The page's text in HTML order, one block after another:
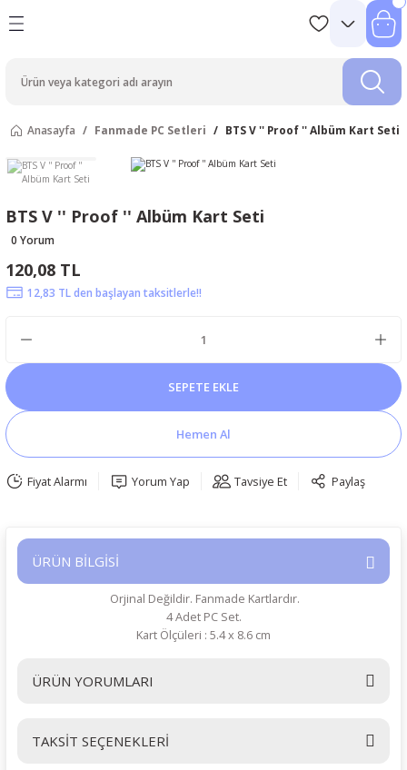
Anasayfa Fanmade PC Setleri BTS V '' Proof '' Albüm Kart Seti
BTS V '' Proof '' Albüm Kart Seti
0 Yorum
120,08 TL
12,83 TL den başlayan taksitlerle!!
SEPETE EKLE
Hemen Al
Fiyat Alarmı Yorum Yap Tavsiye Et Paylaş
ÜRÜN BİLGİSİ
Orjinal Değildir. Fanmade Kartlardır.
4 Adet PC Set.
Kart Ölçüleri : 5.4 x 8.6 cm
ÜRÜN YORUMLARI
Bu ürüne ilk yorumu siz yapın!
TAKSİT SEÇENEKLERİ